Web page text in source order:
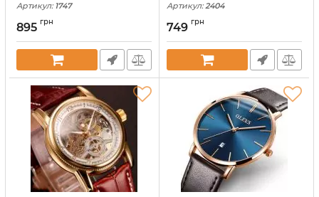
Артикул:1747
895 грн
Артикул:2404
749 грн